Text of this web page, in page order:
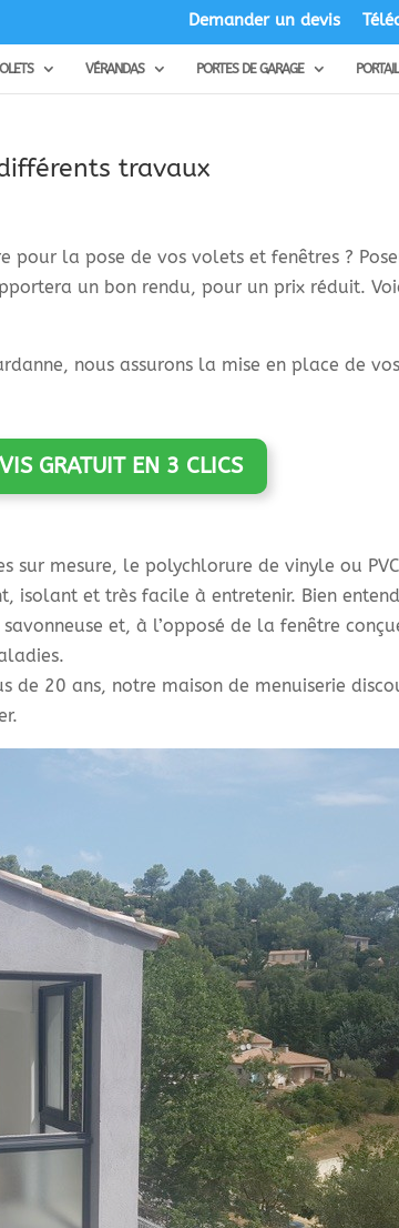
Demander un devis
VÉRANDAS PORTES DE GARAGE
travaux
pour la pose de vos volets et fenêtres ?
un bon rendu, pour un prix réduit.
nous assurons la mise en place de
GRATUIT EN 3 CLICS
sur mesure, le polychlorure de vinyle ou
isolant et très facile à entretenir. Bien
et, à l’opposé de la fenêtre
de 20 ans, notre maison de menuiserie